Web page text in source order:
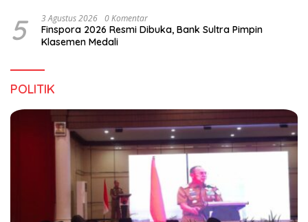
5 3 Agustus 2026 0 Komentar
Finspora 2026 Resmi Dibuka, Bank Sultra Pimpin
Klasemen Medali
POLITIK